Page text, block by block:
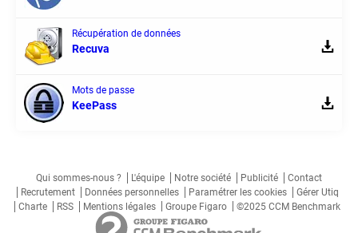
Récupération de données
Recuva
Mots de passe
KeePass
Qui sommes-nous ? L'équipe Notre société Publicité
Contact
Recrutement
Données personnelles Paramétrer les cookies
Gérer Utiq
Charte
RSS Mentions légales Groupe Figaro ©2025 CCM Benchmark